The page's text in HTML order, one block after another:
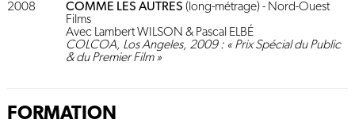
2008
COMME LES AUTRES (long-métrage) - Nord-Ouest
Films
Avec Lambert WILSON & Pascal ELBÉ
COLCOA, Los Angeles, 2009 : « Prix Spécial du Public
& du Premier Film »
FORMATION